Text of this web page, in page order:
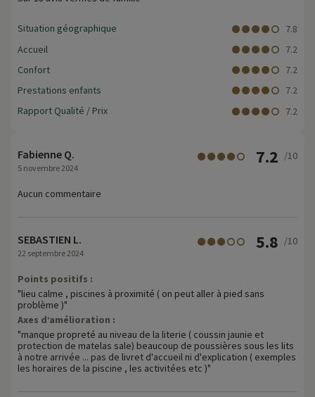
Situation géographique
7.8
Accueil
7.2
Confort
7.2
Prestations enfants
7.2
Rapport Qualité / Prix
7.2
Fabienne Q.
5 novembre 2024
7.2 /10
Aucun commentaire
SEBASTIEN L.
22 septembre 2024
5.8 /10
Points positifs :
"lieu calme , piscines à proximité ( on peut aller à pied sans
problème )"
Axes d’amélioration :
"manque propreté au niveau de la literie ( coussin jaunie et
protection de matelas sale) beaucoup de poussières sous les lits
à notre arrivée ... pas de livret d'accueil ni d'explication ( exemples
les horaires de la piscine , les activitées etc )"